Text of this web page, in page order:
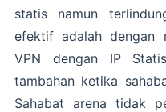
statis namun
efektif adalah dengan
VPN dengan IP
tambahan ketika
Sahabat arena tidak